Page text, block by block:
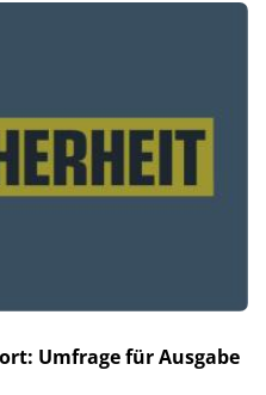
Umfrage für Ausgabe